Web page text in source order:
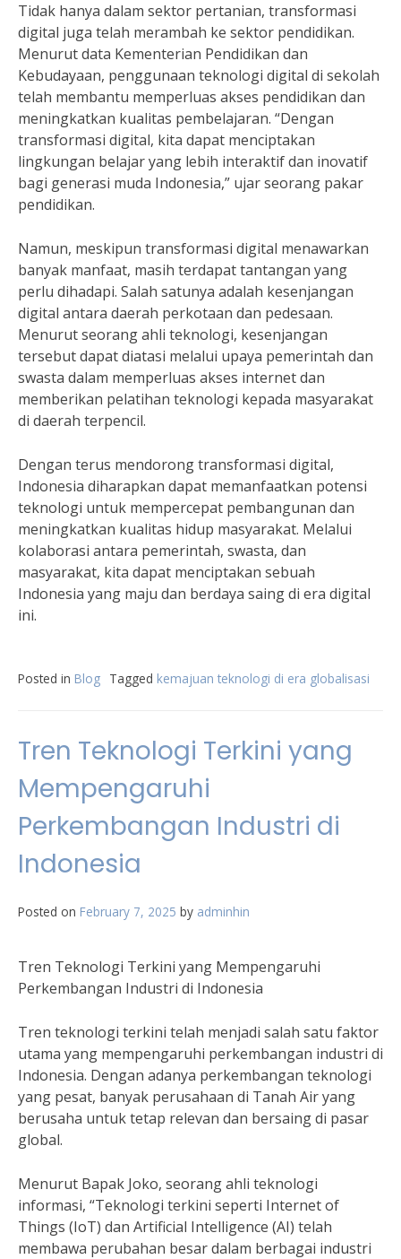
Tidak hanya dalam sektor pertanian, transformasi
digital juga telah merambah ke sektor pendidikan.
Menurut data Kementerian Pendidikan dan
Kebudayaan, penggunaan teknologi digital di sekolah
telah membantu memperluas akses pendidikan dan
meningkatkan kualitas pembelajaran. “Dengan
transformasi digital, kita dapat menciptakan
lingkungan belajar yang lebih interaktif dan inovatif
bagi generasi muda Indonesia,” ujar seorang pakar
pendidikan.
Namun, meskipun transformasi digital menawarkan
banyak manfaat, masih terdapat tantangan yang
perlu dihadapi. Salah satunya adalah kesenjangan
digital antara daerah perkotaan dan pedesaan.
Menurut seorang ahli teknologi, kesenjangan
tersebut dapat diatasi melalui upaya pemerintah dan
swasta dalam memperluas akses internet dan
memberikan pelatihan teknologi kepada masyarakat
di daerah terpencil.
Dengan terus mendorong transformasi digital,
Indonesia diharapkan dapat memanfaatkan potensi
teknologi untuk mempercepat pembangunan dan
meningkatkan kualitas hidup masyarakat. Melalui
kolaborasi antara pemerintah, swasta, dan
masyarakat, kita dapat menciptakan sebuah
Indonesia yang maju dan berdaya saing di era digital
ini.
Posted in Blog Tagged kemajuan teknologi di era globalisasi
Tren Teknologi Terkini yang
Mempengaruhi
Perkembangan Industri di
Indonesia
Posted on February 7, 2025 by adminhin
Tren Teknologi Terkini yang Mempengaruhi
Perkembangan Industri di Indonesia
Tren teknologi terkini telah menjadi salah satu faktor
utama yang mempengaruhi perkembangan industri di
Indonesia. Dengan adanya perkembangan teknologi
yang pesat, banyak perusahaan di Tanah Air yang
berusaha untuk tetap relevan dan bersaing di pasar
global.
Menurut Bapak Joko, seorang ahli teknologi
informasi, “Teknologi terkini seperti Internet of
Things (IoT) dan Artificial Intelligence (AI) telah
membawa perubahan besar dalam berbagai industri